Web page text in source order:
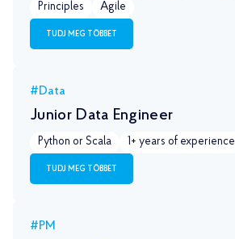
Principles
Agile
TUDJ MEG TÖBBET
#Data
Junior Data Engineer
Python or Scala 1+ years of experience
TUDJ MEG TÖBBET
#PM